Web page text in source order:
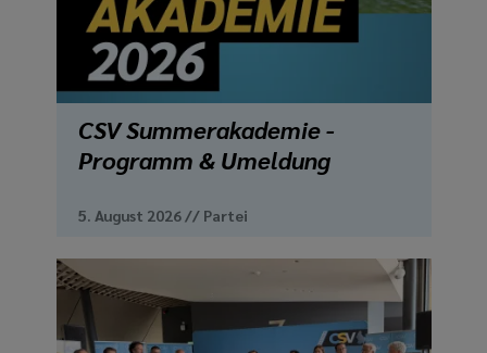
media
links
CSV Summerakademie -
Programm & Umeldung
5. August 2026 // Partei